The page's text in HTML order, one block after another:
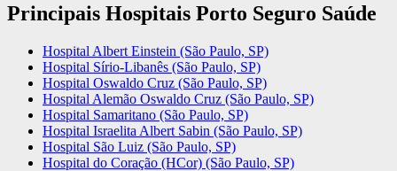
Principais Hospitais Porto Seguro Saúde
Hospital Albert Einstein (São Paulo, SP)
Hospital Sírio-Libanês (São Paulo, SP)
Hospital Oswaldo Cruz (São Paulo, SP)
Hospital Alemão Oswaldo Cruz (São Paulo, SP)
Hospital Samaritano (São Paulo, SP)
Hospital Israelita Albert Sabin (São Paulo, SP)
Hospital São Luiz (São Paulo, SP)
Hospital do Coração (HCor) (São Paulo, SP)